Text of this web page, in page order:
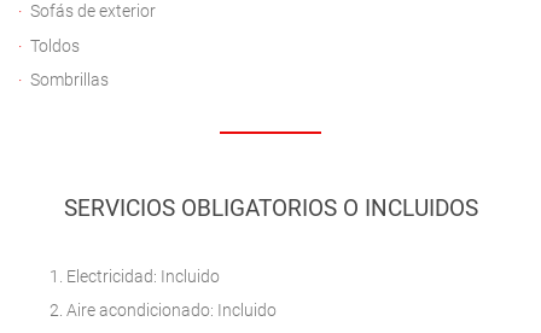
Sofás de exterior
Toldos
Sombrillas
SERVICIOS OBLIGATORIOS O INCLUIDOS
Electricidad: Incluido
Aire acondicionado: Incluido